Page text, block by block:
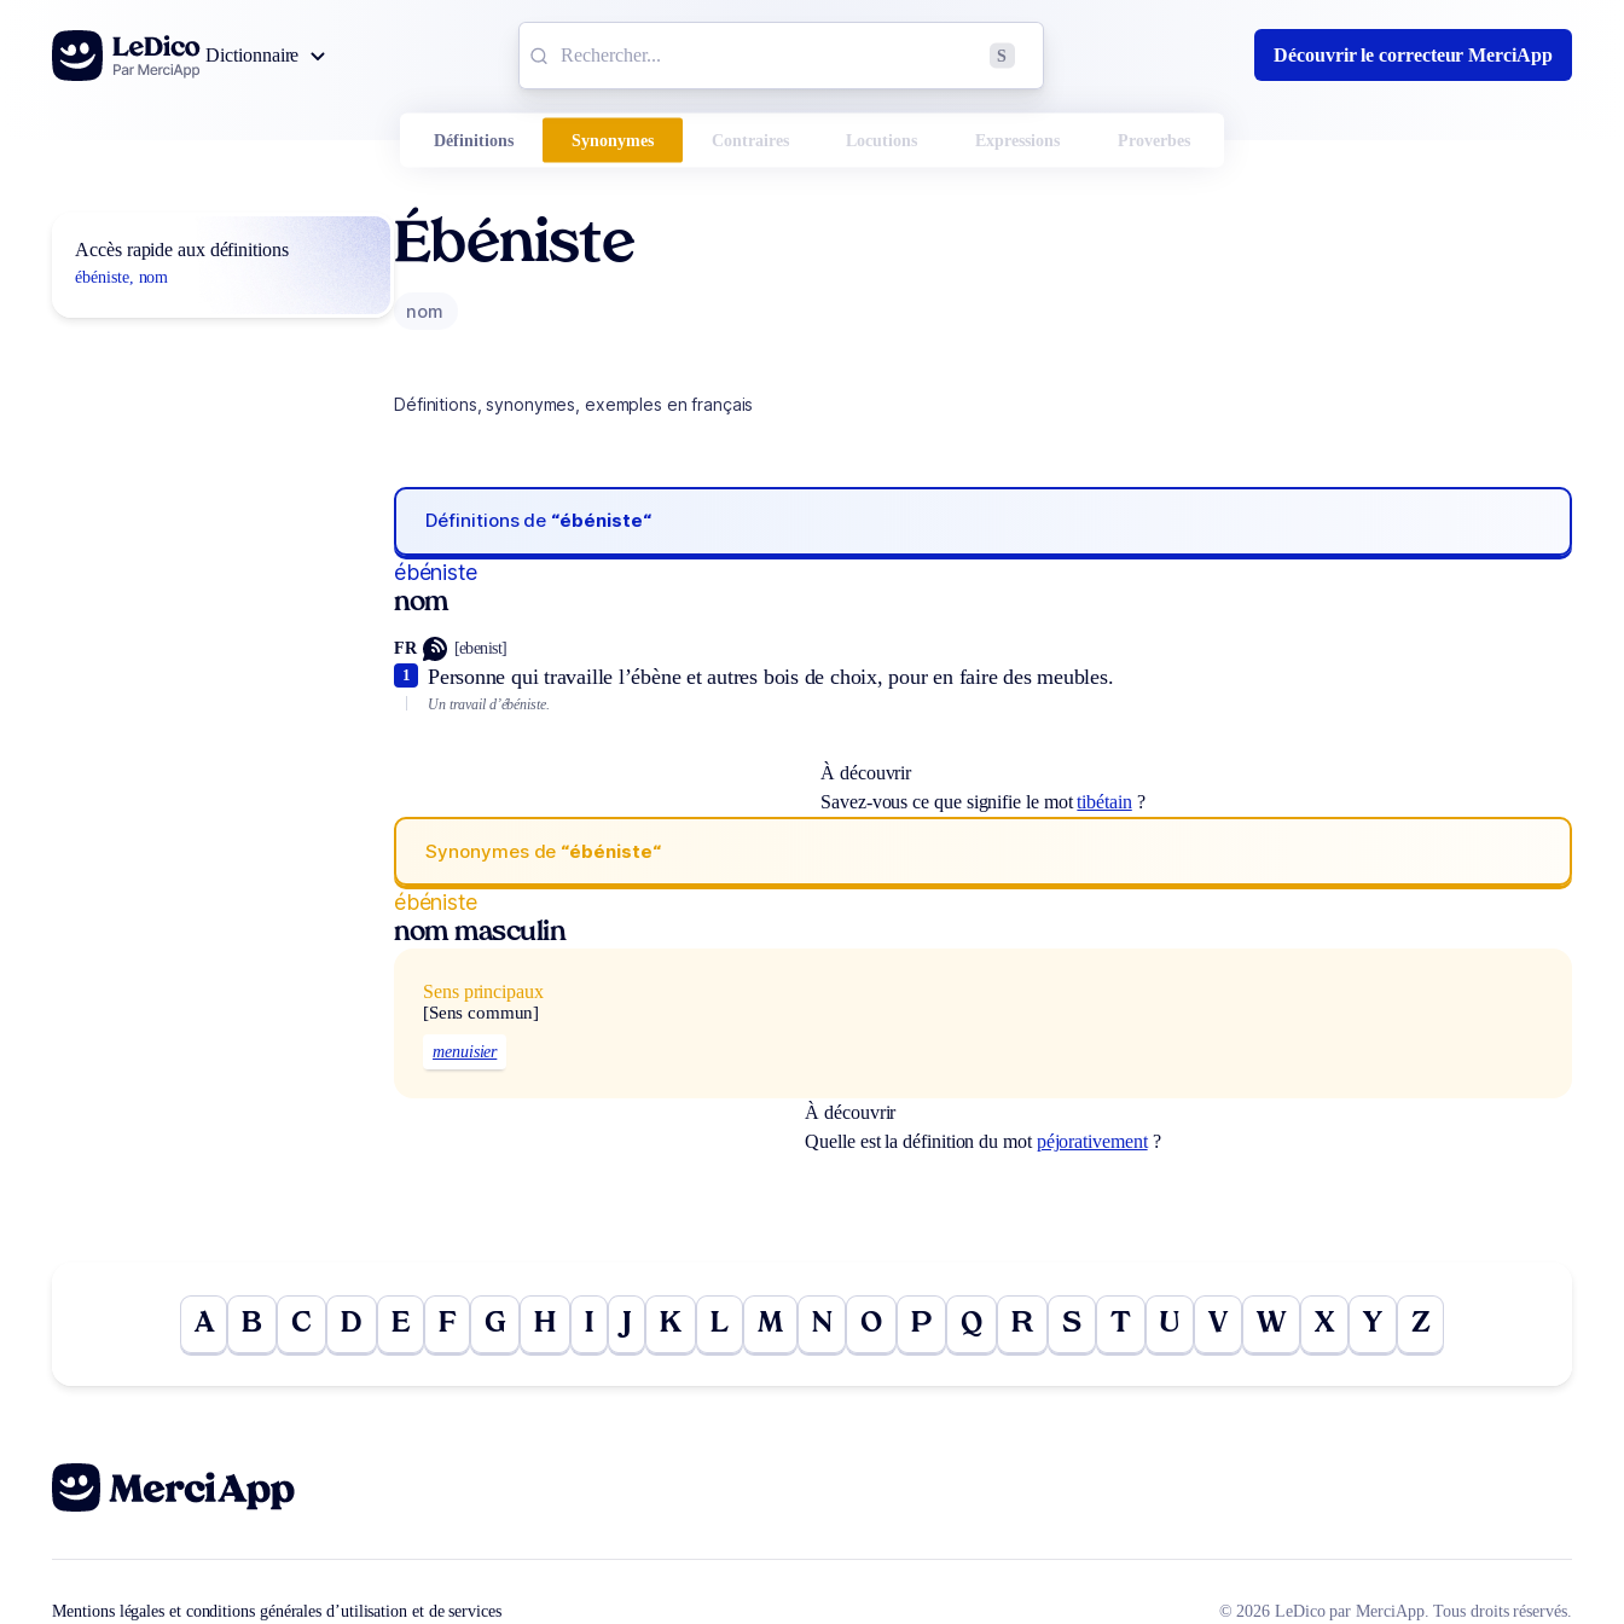
Aller au contenu
Dictionnaire
S Découvrir le correcteur MerciApp
Définitions Synonymes Contraires Locutions Expressions Proverbes
Accès rapide aux définitions
ébéniste, nom
Ébéniste
nom
Définitions, synonymes, exemples en français
Définitions de “ébéniste“
ébéniste
nom
FR [ebenist]
Personne qui travaille l’ébène et autres bois de choix, pour en faire des meubles.
1
Un travail d’ébéniste.
À découvrir
Savez-vous ce que signifie le mottibétain ?
Synonymes de “ébéniste“
ébéniste
nom masculin
Sens principaux
[Sens commun]
menuisier
À découvrir
Quelle est la définition du mot péjorativement?
A B C D E F G H I J K L M N O P Q R S T U V W X Y Z
Mentions légales et conditions générales d’utilisation et de services © 2026 LeDico par MerciApp. Tous droits réservés.